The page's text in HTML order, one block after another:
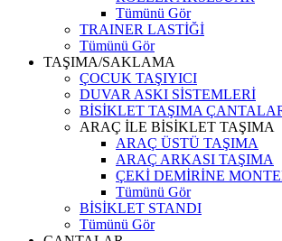
Tümünü Gör
TRAINER LASTİĞİ
Tümünü Gör
TAŞIMA/SAKLAMA
ÇOCUK TAŞIYICI
DUVAR ASKI SİSTEMLERİ
BİSİKLET TAŞIMA
ARAÇ İLE BİSİKLET TAŞIMA
ARAÇ ÜSTÜ TAŞIMA
ARAÇ ARKASI TAŞIMA
ÇEKİ DEMİRİNE
Tümünü Gör
BİSİKLET STANDI
Tümünü Gör